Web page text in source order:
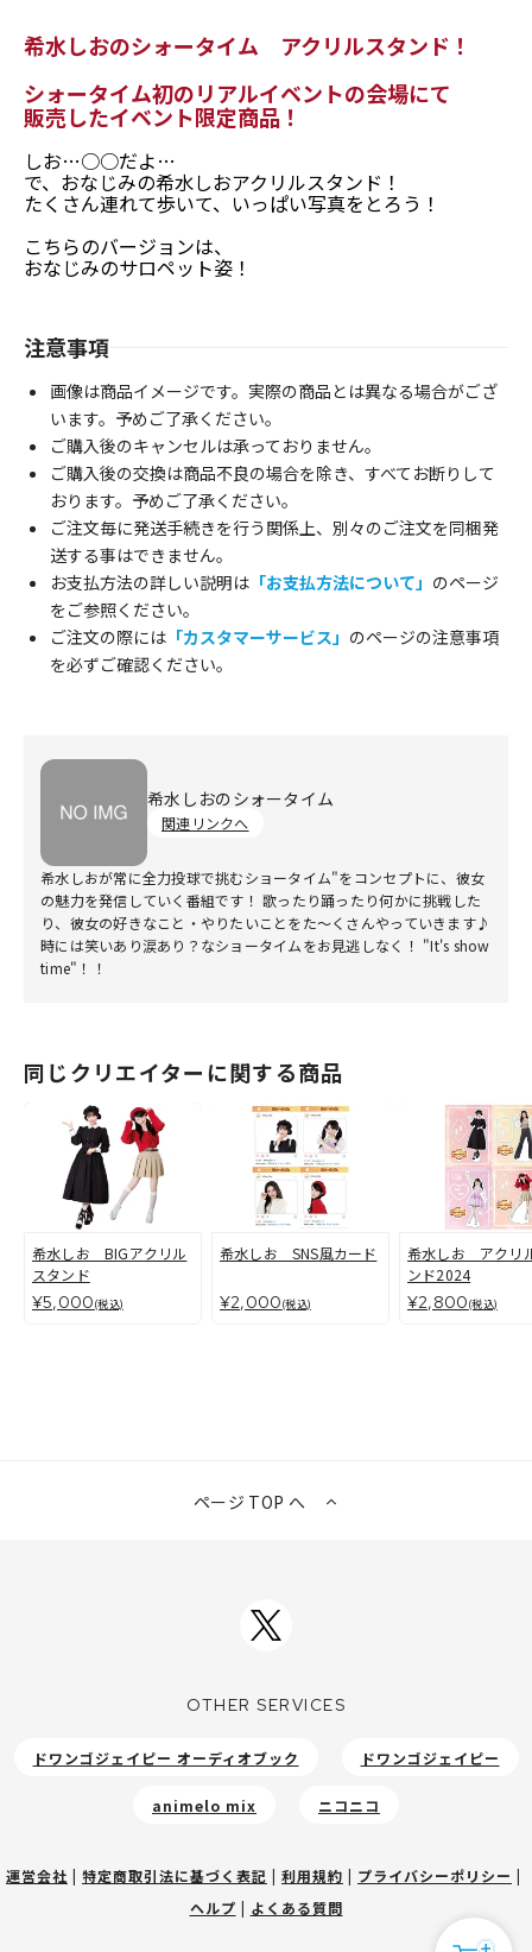
希水しおのシォータイム アクリルスタンド！
シォータイム初のリアルイベントの会場にて
販売したイベント限定商品！
しお…○○だよ…
で、おなじみの希水しおアクリルスタンド！
たくさん連れて歩いて、いっぱい写真をとろう！
こちらのバージョンは、
おなじみのサロペット姿！
注意事項
画像は商品イメージです。実際の商品とは異なる場合がござ
います。予めご了承ください。
ご購入後のキャンセルは承っておりません。
ご購入後の交換は商品不良の場合を除き、すべてお断りして
おります。予めご了承ください。
ご注文毎に発送手続きを行う関係上、別々のご注文を同梱発
送する事はできません。
お支払方法の詳しい説明は 「お支払方法について」 のページ
をご参照ください。
ご注文の際には 「カスタマーサービス」 のページの注意事項
を必ずご確認ください。
希水しおのシォータイム
関連リンクへ
希水しおが常に全力投球で挑むショータイム"をコンセプトに、彼女
の魅力を発信していく番組です！ 歌ったり踊ったり何かに挑戦した
り、彼女の好きなこと・やりたいことをた～くさんやっていきます♪
時には笑いあり涙あり？なショータイムをお見逃しなく！ "It's show
time"！！
同じクリエイターに関する商品
希水しお BIGアクリル
スタンド
¥5,000(税込)
希水しお SNS風カード
¥2,000(税込)
希水しお アクリ
ンド2024
¥2,800(税込)
ページ TOP へ
OTHER SERVICES
ドワンゴジェイピー オーディオブック ドワンゴジェイピー
animelo mix ニコニコ
運営会社 | 特定商取引法に基づく表記 | 利用規約 | プライバシーポリシー |
ヘルプ | よくある質問